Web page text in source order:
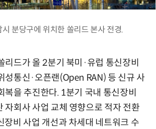
분당구에 위치한 쏠리드 본사 전경.
리드가 올 2분기 북미·유럽 통신장비
성통신·오픈랜(Open RAN) 등 신규 사
복을 추진한다. 1분기 국내 통신장비
자회사 사업 교체 영향으로 적자 전환
장비 사업 개선과 차세대 네트워크 수